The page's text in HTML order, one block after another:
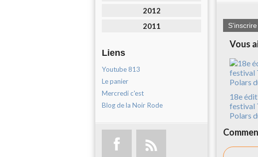
2012
2011
Liens
Youtube 813
Le panier
Mercredi c'est
Blog de la Noir Rode
Vous
18e
festival
Polars